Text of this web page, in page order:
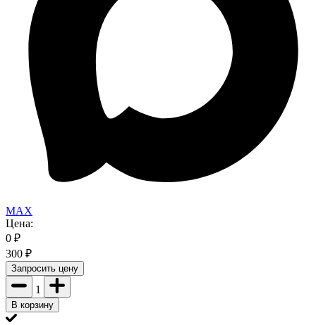
MAX
Цена:
0 ₽
300 ₽
Запросить цену
1
В корзину